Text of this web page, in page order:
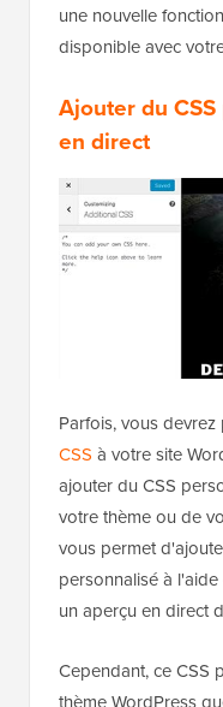
une nouvelle
disponible avec
Ajouter du
en direct
Parfois, vous
CSS à votre site
ajouter du CSS
votre thème ou de
vous permet
personnalisé à
un aperçu en direct
Cependant, ce CSS